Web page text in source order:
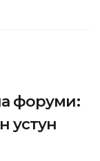
форуми:
устун